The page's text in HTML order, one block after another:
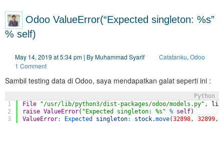
Odoo ValueError(“Expected singleton: %s”
% self)
May 14, 2019 at 5:34 pm | By Muhammad Syarif Catatanku, Odoo
1 Comment
Sambil testing data di Odoo, saya mendapatkan galat seperti ini :
Python
1
2
3
File "/usr/lib/python3/dist-packages/odoo/models.py" ,
raise ValueError( "Expected singleton: %s" % self)
ValueError: Expected singleton: stock.move(32898 , 32899 ,